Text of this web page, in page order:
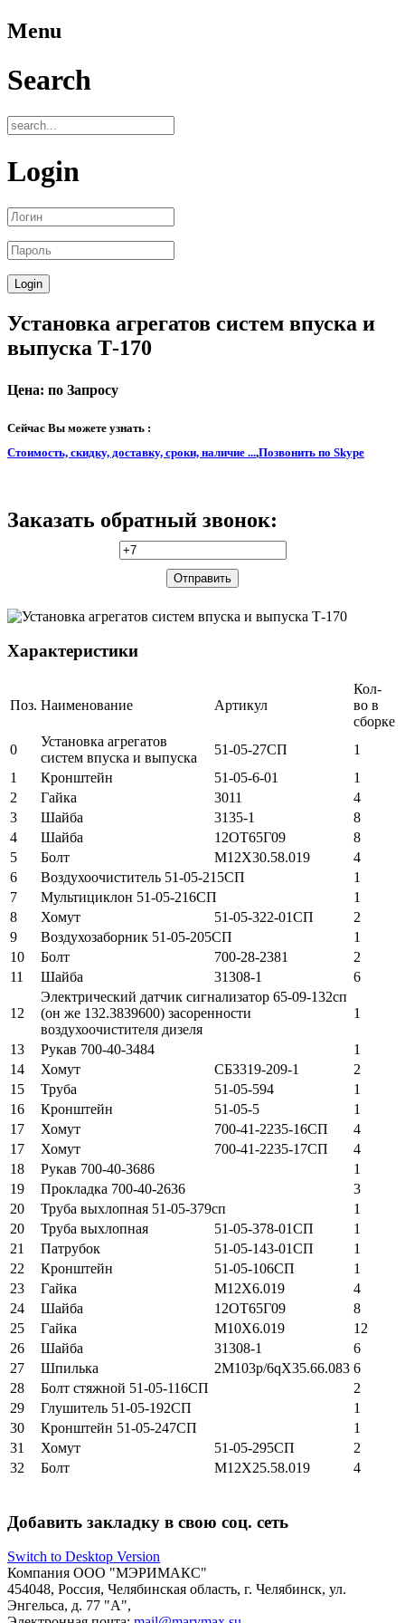
Menu
Search
Login
Установка агрегатов систем впуска и
выпуска Т-170
Цена: по Запросу
Сейчас Вы можете узнать :
Стоимость, скидку, доставку, сроки, наличие ...,Позвонить по Skype
Заказать обратный звонок:
Характеристики
Поз. Наименование Артикул
Кол-
во в
сборке
0
Установка агрегатов
систем впуска и выпуска
51-05-27СП
1
1
Кронштейн 51-05-6-01
1
2
Гайка 3011
4
3
Шайба 3135-1
8
4
Шайба 12ОТ65Г09
8
5
Болт М12Х30.58.019
4
6
Воздухоочиститель 51-05-215СП
1
7
Мультициклон 51-05-216СП
1
8
Хомут 51-05-322-01СП
2
9
Воздухозаборник 51-05-205СП
1
10
Болт 700-28-2381
2
11
Шайба 31308-1 6
12
Электрический датчик сигнализатор 65-09-132сп
(он же 132.3839600) засоренности
воздухоочистителя дизеля
1
13 Рукав 700-40-3484
1
14
Хомут СБ3319-209-1
2
15
Труба 51-05-594
1
16
Кронштейн 51-05-5
1
17
Хомут 700-41-2235-16СП
4
17
Хомут 700-41-2235-17СП
4
18
Рукав 700-40-3686
1
19
Прокладка 700-40-2636
3
20
Труба выхлопная 51-05-379сп
1
20
Труба выхлопная 51-05-378-01СП
1
21
Патрубок 51-05-143-01СП
1
22
Кронштейн 51-05-106СП
1
23
Гайка М12Х6.019
4
24
Шайба 12ОТ65Г09
8
25
Гайка М10Х6.019
12
26
Шайба 31308-1
6
27
Шпилька 2М103p/6qХ35.66.083 6
28
Болт стяжной 51-05-116СП
2
29
Глушитель 51-05-192СП
1
30
Кронштейн 51-05-247СП
1
31
Хомут 51-05-295СП
2
32
Болт М12Х25.58.019 4
Добавить закладку в свою соц. сеть
Switch to Desktop Version
Компания ООО "МЭРИМАКС"
454048, Россия, Челябинская область, г. Челябинск, ул.
Энгельса, д. 77 "А",